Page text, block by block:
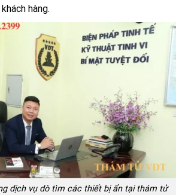
hàng.
dịch vụ dò tìm các thiết bị ẩn tại thám tử